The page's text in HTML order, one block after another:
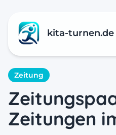
kita-turnen.de
Zeitung
Zeitungen